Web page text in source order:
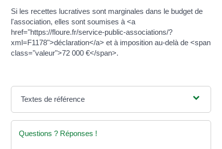
Si les recettes lucratives sont marginales dans le budget de
l'association, elles sont soumises à <a
href="https://floure.fr/service-public-associations/?
xml=F1178">déclaration</a> et à imposition au-delà de <span
class="valeur">72 000 €</span>.
Textes de référence
Questions ? Réponses !